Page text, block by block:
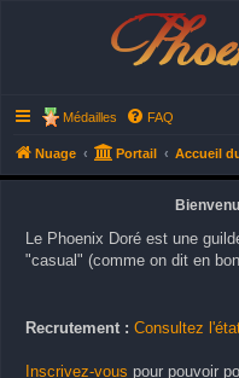
Médailles FAQ
Nuage Portail Accueil
Le Phoenix Doré est une
"casual" (comme on dit en
Recrutement : Consultez
Inscrivez-vous pour pouvoir